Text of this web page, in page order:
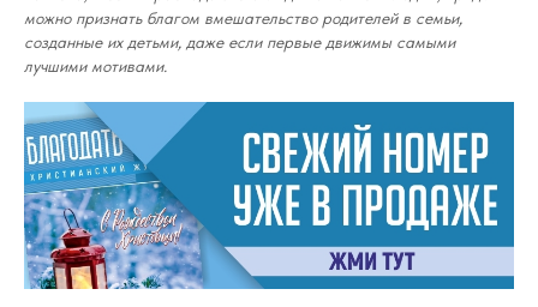
можно признать благом вмешательство родителей в семьи,
созданные их детьми, даже если первые движимы самыми
лучшими мотивами.